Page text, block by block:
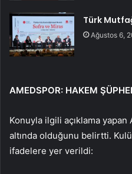
Türk
Ağustos 6,
AMEDSPOR: HAKEM
Konuyla ilgili açıklama
altında olduğunu belirtti.
ifadelere yer verildi: